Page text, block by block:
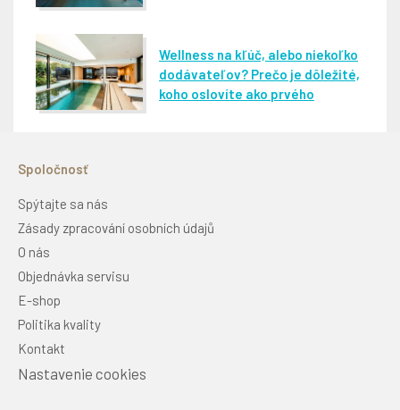
Wellness na kľúč, alebo niekoľko
dodávateľov? Prečo je dôležité,
koho oslovíte ako prvého
Spoločnosť
Spýtajte sa nás
Zásady zpracování osobních údajů
O nás
Objednávka servisu
E-shop
Politika kvality
Kontakt
Nastavenie cookies